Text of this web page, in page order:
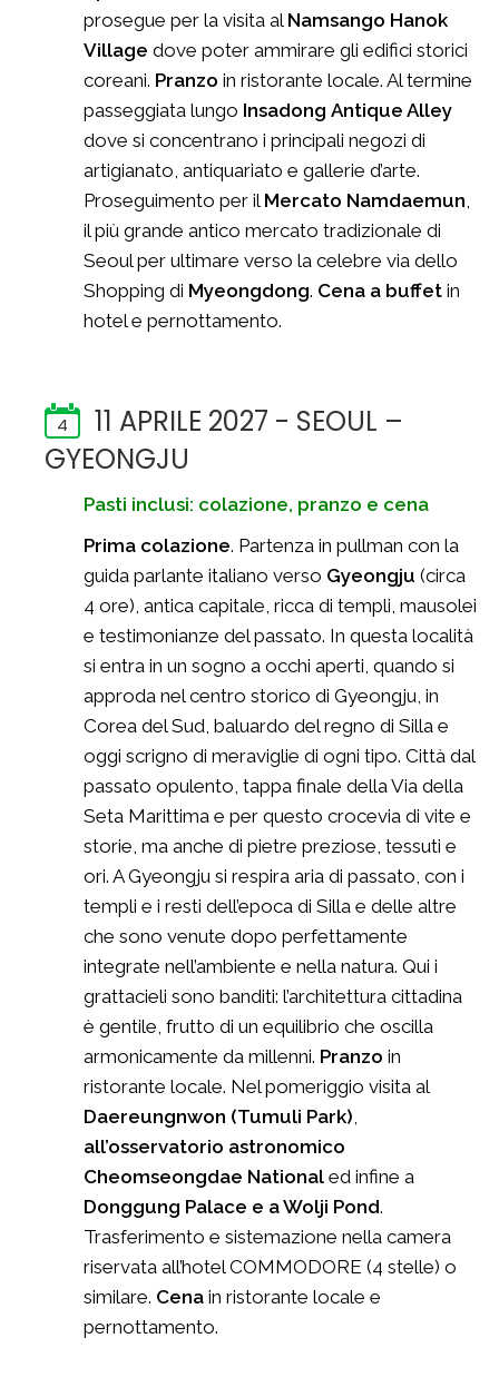
prosegue per la visita al Namsango Hanok
Village dove poter ammirare gli edifici storici
coreani. Pranzo in ristorante locale. Al termine
passeggiata lungo Insadong Antique Alley
dove si concentrano i principali negozi di
artigianato, antiquariato e gallerie d’arte.
Proseguimento per il Mercato Namdaemun
il più grande antico mercato tradizionale di
Seoul per ultimare verso la celebre via dello
Shopping di Myeongdong. Cena a buffet in
hotel e pernottamento.
4
11 APRILE 2027 - SEOUL –
GYEONGJU
Pasti inclusi: colazione, pranzo e cena
Prima colazione. Partenza in pullman con la
guida parlante italiano verso Gyeongju (circa
4 ore), antica capitale, ricca di templi, mausolei
e testimonianze del passato. In questa località
si entra in un sogno a occhi aperti, quando si
approda nel centro storico di Gyeongju, in
Corea del Sud, baluardo del regno di Silla e
oggi scrigno di meraviglie di ogni tipo. Città dal
passato opulento, tappa finale della Via della
Seta Marittima e per questo crocevia di vite e
storie, ma anche di pietre preziose, tessuti e
ori. A Gyeongju si respira aria di passato, con i
templi e i resti dell’epoca di Silla e delle altre
che sono venute dopo perfettamente
integrate nell’ambiente e nella natura. Qui i
grattacieli sono banditi: l’architettura cittadina
è gentile, frutto di un equilibrio che oscilla
armonicamente da millenni. Pranzo in
ristorante locale. Nel pomeriggio visita al
Daereungnwon (Tumuli Park)
all’osservatorio astronomico
Cheomseongdae National ed infine a
Donggung Palace e a Wolji Pond.
Trasferimento e sistemazione nella camera
riservata all’hotel COMMODORE (4 stelle) o
similare. Cena in ristorante locale e
pernottamento.